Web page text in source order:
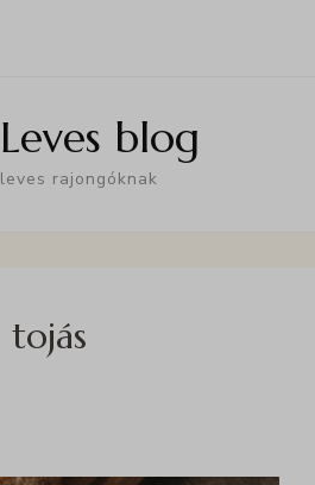
Leves blog
leves rajongóknak
tojás